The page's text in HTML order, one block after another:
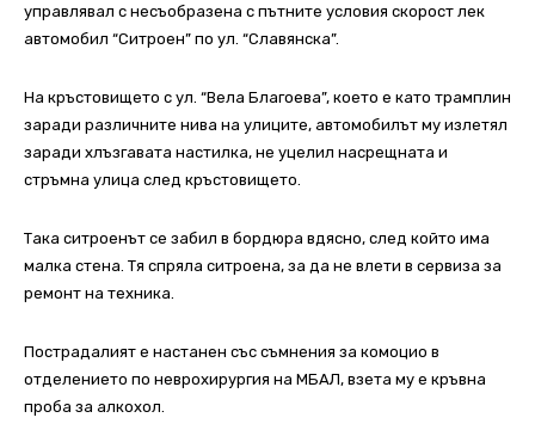
управлявал с несъобразена с пътните условия скорост лек
автомобил “Ситроен” по ул. “Славянска”.
На кръстовището с ул. “Вела Благоева”, което е като трамплин
заради различните нива на улиците, автомобилът му излетял
заради хлъзгавата настилка, не уцелил насрещната и
стръмна улица след кръстовището.
Така ситроенът се забил в бордюра вдясно, след който има
малка стена. Тя спряла ситроена, за да не влети в сервиза за
ремонт на техника.
Пострадалият е настанен със съмнения за комоцио в
отделението по неврохирургия на МБАЛ, взета му е кръвна
проба за алкохол.